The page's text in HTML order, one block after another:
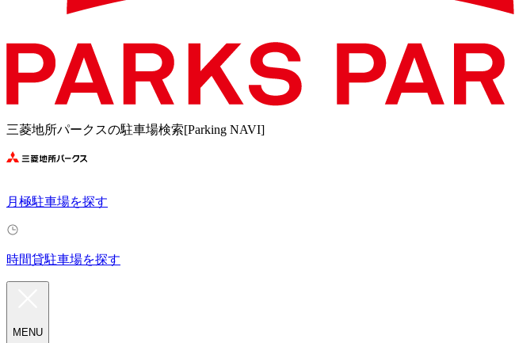
三菱地所パークスの駐車場検索[Parking NAVI]
月極駐車場を探す
時間貸駐車場を探す
MENU